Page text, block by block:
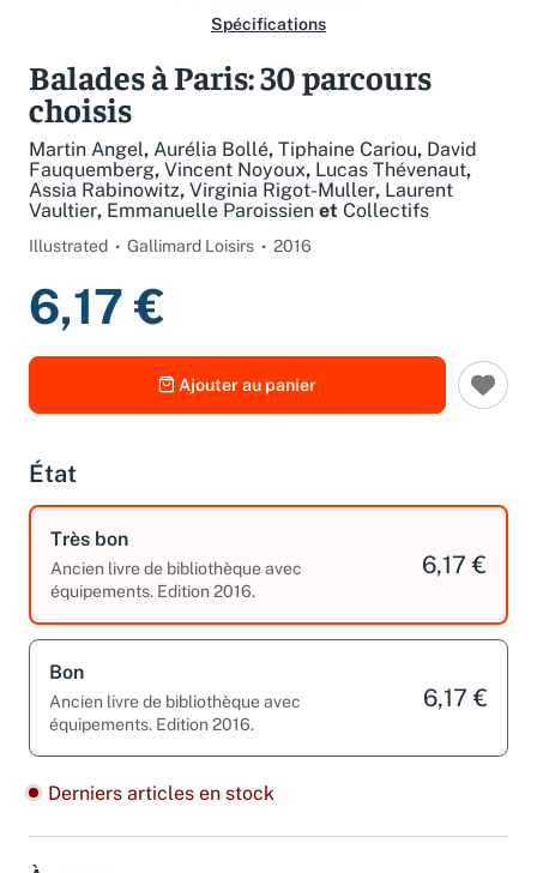
Balades à Paris: 30 parcours
choisis
Martin Angel,Aurélia Bollé,Tiphaine Cariou,David
Fauquemberg,Vincent Noyoux,Lucas Thévenaut ,
Assia Rabinowitz,Virginia Rigot-Muller,Laurent
,
6,17 €
Ajouter au panier
État
Très bon
Ancien livre de bibliothèque avec
6,17 €
Ancien livre de bibliothèque avec
6,17 €